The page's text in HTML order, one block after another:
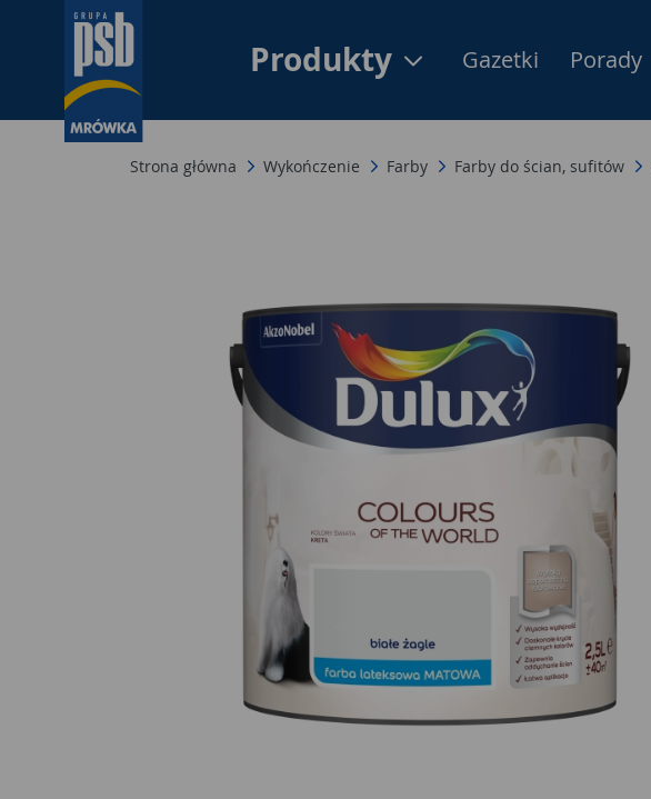
Produkty Gazetki Porady
Strona główna Wykończenie Farby Farby do ścian, sufitów